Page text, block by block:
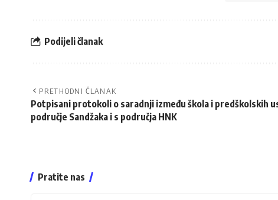
Podijeli članak
PRETHODNI ČLANAK
Potpisani protokoli o saradnji između škola i predškolskih
područje Sandžaka i s područja HNK
Pratite nas